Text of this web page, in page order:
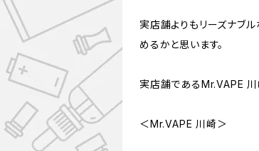
実店舗よりもリーズナブ
めるかと思います。
実店舗であるMr.VAPE 川
＜Mr.VAPE 川崎＞